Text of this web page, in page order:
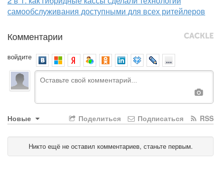
самообслуживания доступными для всех ритейлеров
Комментарии
войдите
Новые RSS
Подписаться
Поделиться
Никто ещё не оставил комментариев, станьте первым.